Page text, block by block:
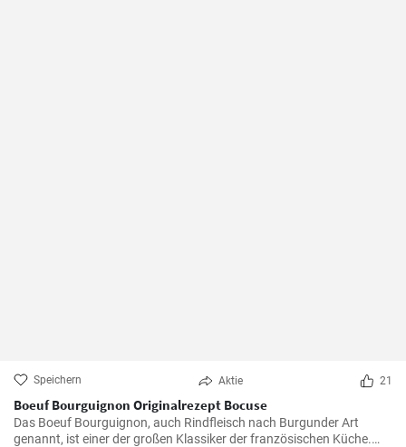
Speichern Aktie 21
Boeuf Bourguignon Originalrezept Bocuse
Das Boeuf Bourguignon, auch Rindfleisch nach Burgunder Art
genannt, ist einer der großen Klassiker der französischen Küche.